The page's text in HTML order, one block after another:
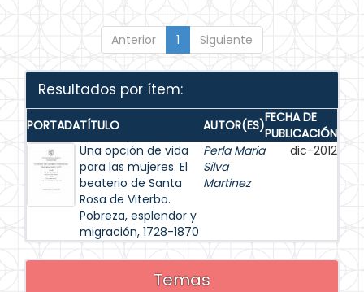
Anterior 1 Siguiente
Resultados por ítem:
PORTADATÍTULO AUTOR(ES)FECHA DE
PUBLICACIÓN
Una opción de vida
para las mujeres. El
beaterio de Santa
Rosa de Viterbo.
Pobreza, esplendor y
migración, 1728-1870
Perla Maria
Silva
Martinez
dic-2012
Temas